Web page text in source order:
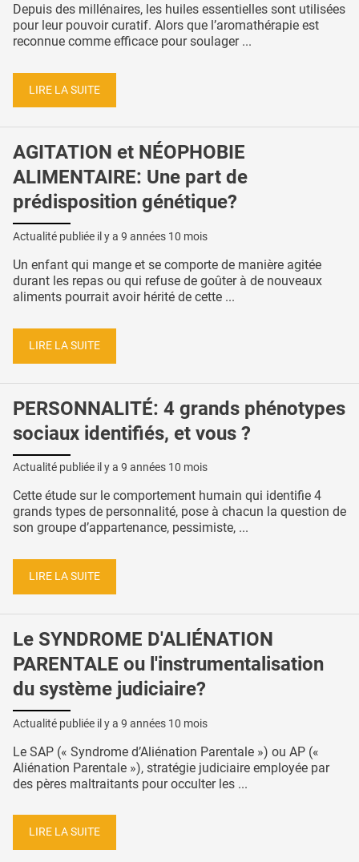
Depuis des millénaires, les huiles essentielles sont utilisées
pour leur pouvoir curatif. Alors que l’aromathérapie est
reconnue comme efficace pour soulager ...
LIRE LA SUITE
AGITATION et NÉOPHOBIE
ALIMENTAIRE: Une part de
prédisposition génétique?
Actualité publiée il y a 9 années 10 mois
Un enfant qui mange et se comporte de manière agitée
durant les repas ou qui refuse de goûter à de nouveaux
aliments pourrait avoir hérité de cette ...
LIRE LA SUITE
PERSONNALITÉ: 4 grands phénotypes
sociaux identifiés, et vous ?
Actualité publiée il y a 9 années 10 mois
Cette étude sur le comportement humain qui identifie 4
grands types de personnalité, pose à chacun la question de
son groupe d’appartenance, pessimiste, ...
LIRE LA SUITE
Le SYNDROME D'ALIÉNATION
PARENTALE ou l'instrumentalisation
du système judiciaire?
Actualité publiée il y a 9 années 10 mois
Le SAP (« Syndrome d’Aliénation Parentale ») ou AP («
Aliénation Parentale »), stratégie judiciaire employée par
des pères maltraitants pour occulter les ...
LIRE LA SUITE